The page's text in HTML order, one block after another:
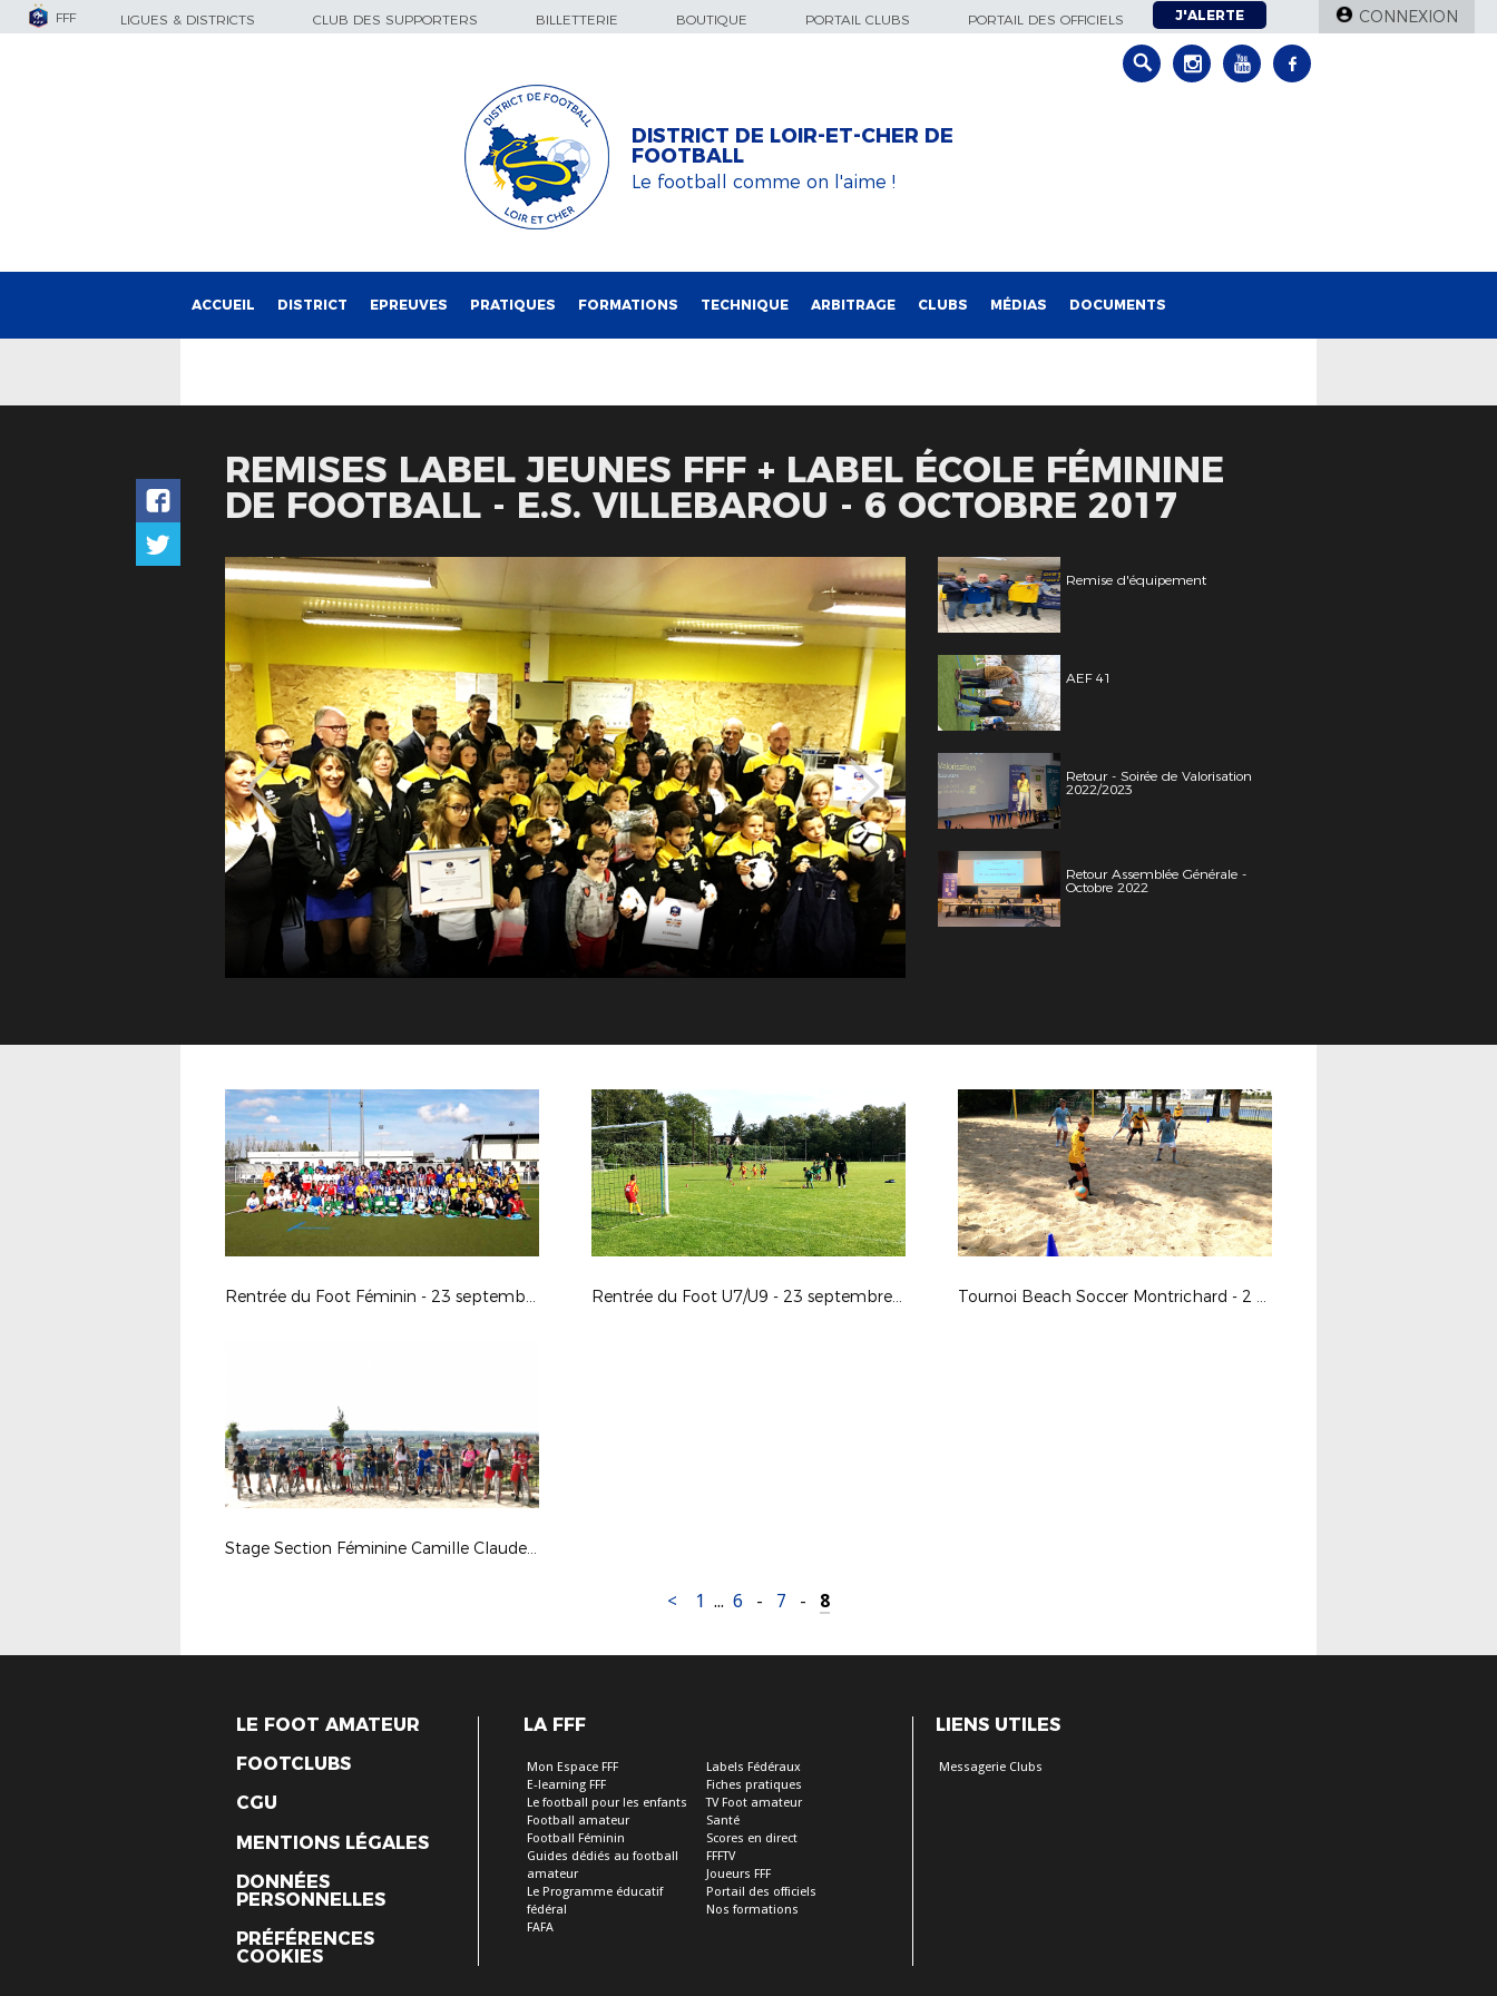
FFF LIGUES & DISTRICTS CLUB DES SUPPORTERS BILLETTERIE BOUTIQUE PORTAIL CLUBS PORTAIL DES OFFICIELS J'ALERTE CONNEXION
DISTRICT DE LOIR-ET-CHER DE
FOOTBALL
Le football comme on l'aime !
ACCUEIL DISTRICT EPREUVES PRATIQUES FORMATIONS TECHNIQUE ARBITRAGE CLUBS MÉDIAS DOCUMENTS
REMISES LABEL JEUNES FFF + LABEL ÉCOLE FÉMININE
DE FOOTBALL - E.S. VILLEBAROU - 6 OCTOBRE 2017
Remise d'équipement
AEF 41
Retour - Soirée de Valorisation
2022/2023
Retour Assemblée Générale -
Octobre 2022
Rentrée du Foot Féminin - 23 septembre 2017 Rentrée du Foot U7/U9 - 23 septembre 2017 Tournoi Beach Soccer Montrichard - 2 septembre 2017
Stage Section Féminine Camille Claudel - 29 au 31 août 2017
< 1 ... 6 - 7 - 8
LE FOOT AMATEUR
FOOTCLUBS
CGU
MENTIONS LÉGALES
DONNÉES
PERSONNELLES
PRÉFÉRENCES
COOKIES
LA FFF
Mon Espace FFF
E-learning FFF
Le football pour les enfants
Football amateur
Football Féminin
Guides dédiés au football
amateur
Le Programme éducatif
fédéral
FAFA
Labels Fédéraux
Fiches pratiques
TV Foot amateur
Santé
Scores en direct
FFFTV
Joueurs FFF
Portail des officiels
Nos formations
LIENS UTILES
Messagerie Clubs